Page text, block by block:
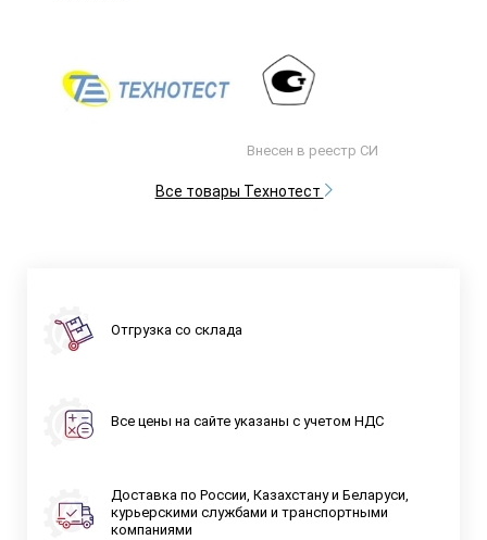
Внесен в реестр СИ
Все товары Технотест
Отгрузка со склада
Все цены на сайте указаны с учетом НДС
Доставка по России, Казахстану и Беларуси,
курьерскими службами и транспортными
компаниями